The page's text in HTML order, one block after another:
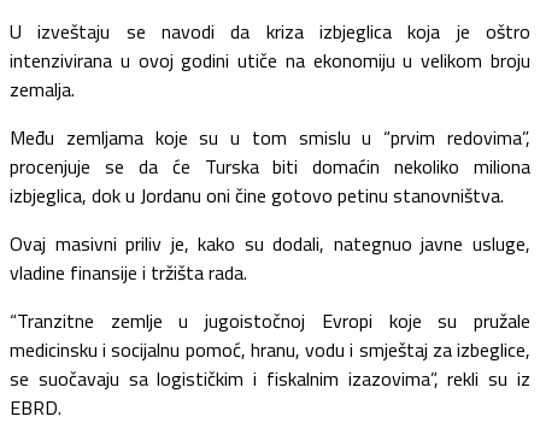
U izveštaju se navodi da kriza izbjeglica koja je oštro
intenzivirana u ovoj godini utiče na ekonomiju u velikom broju
zemalja.
Među zemljama koje su u tom smislu u “prvim redovima”,
procenjuje se da će Turska biti domaćin nekoliko miliona
izbjeglica, dok u Jordanu oni čine gotovo petinu stanovništva.
Ovaj masivni priliv je, kako su dodali, nategnuo javne usluge,
vladine finansije i tržišta rada.
“Tranzitne zemlje u jugoistočnoj Evropi koje su pružale
medicinsku i socijalnu pomoć, hranu, vodu i smještaj za izbeglice,
se suočavaju sa logističkim i fiskalnim izazovima”, rekli su iz
EBRD.